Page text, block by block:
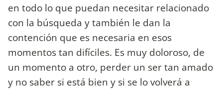
en todo lo que puedan necesitar relacionado
con la búsqueda y también le dan la
contención que es necesaria en esos
momentos tan difíciles. Es muy doloroso, de
un momento a otro, perder un ser tan amado
y no saber si está bien y si se lo volverá a